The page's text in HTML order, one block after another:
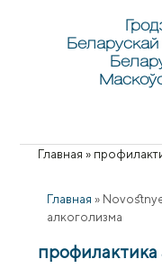
Вы здесь
Главная »
Главная »
алкоголизма
профилактика